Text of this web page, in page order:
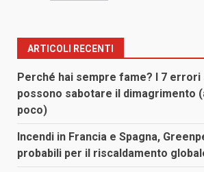
ARTICOLI RECENTI
Perché hai sempre fame? I 7 errori
possono sabotare il dimagrimento
poco)
Incendi in Francia e Spagna,
probabili per il riscaldamento